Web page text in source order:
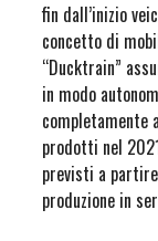
fin dall’inizio
concetto di
“Ducktrain”
in modo
completamente
prodotti nel
previsti a
produzione in